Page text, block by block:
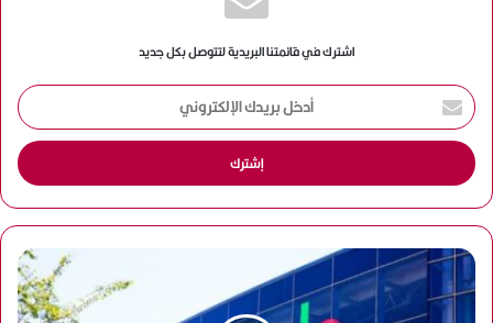
اشترك في قائمتنا البريدية لتتوصل بكل جديد
أ
د
خ
ل
ر
ي
د
ك
ا